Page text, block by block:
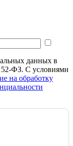
данных в
ФЗ. С условиями
на обработку